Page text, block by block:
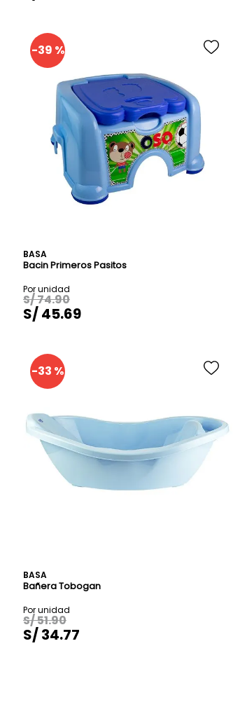
-39 %
BASA
Bacin Primeros Pasitos
S/74.90
S/45.69
-33 %
BASA
Bañera Tobogan
S/51.90
S/34.77